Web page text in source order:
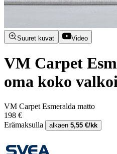
Suuret kuvat Video
VM Carpet
oma koko
VM Carpet Esmeralda matto
198 €
Erämaksulla
alkaen 5,55 €/kk